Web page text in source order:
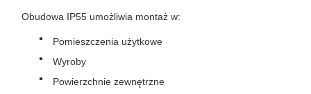
Obudowa IP55 umożliwia montaż w:
Pomieszczenia użytkowe
Wyroby
Powierzchnie zewnętrzne